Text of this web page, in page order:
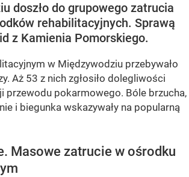
doszło do grupowego zatrucia
rehabilitacyjnych. Sprawą
z Kamienia Pomorskiego.
w Międzywodziu przebywało
Aż 53 z nich zgłosiło dolegliwości
przewodu pokarmowego. Bóle brzucha,
i biegunka wskazywały na popularną
Masowe zatrucie w ośrodku